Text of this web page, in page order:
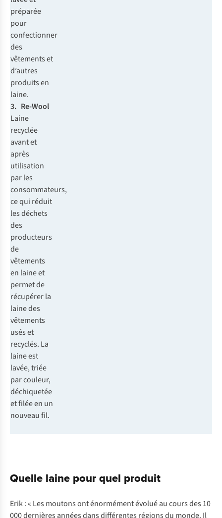
préparée
pour
confectionner
des
vêtements et
d’autres
produits en
laine.
3. Re-Wool
Laine
recyclée
avant et
après
utilisation
par les
consommateurs,
ce qui réduit
les déchets
des
producteurs
de
vêtements
en laine et
permet de
récupérer la
laine des
vêtements
usés et
recyclés. La
laine est
lavée, triée
par couleur,
déchiquetée
et filée en un
nouveau fil.
Quelle laine pour quel produit
Erik : « Les moutons ont énormément évolué au cours des 10
000 dernières années dans différentes régions du monde. Il